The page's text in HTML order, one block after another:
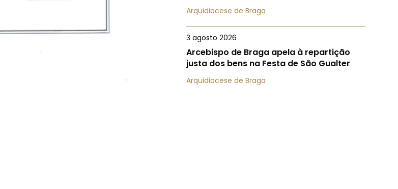
Arquidiocese de Braga
3 agosto 2026
Arcebispo de Braga apela à repartição
justa dos bens na Festa de São Gualter
Arquidiocese de Braga